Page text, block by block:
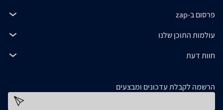
פרסום ב-zap
עולמות התוכן שלנו
חוות דעת
הרשמה לקבלת עדכונים ומבצעים